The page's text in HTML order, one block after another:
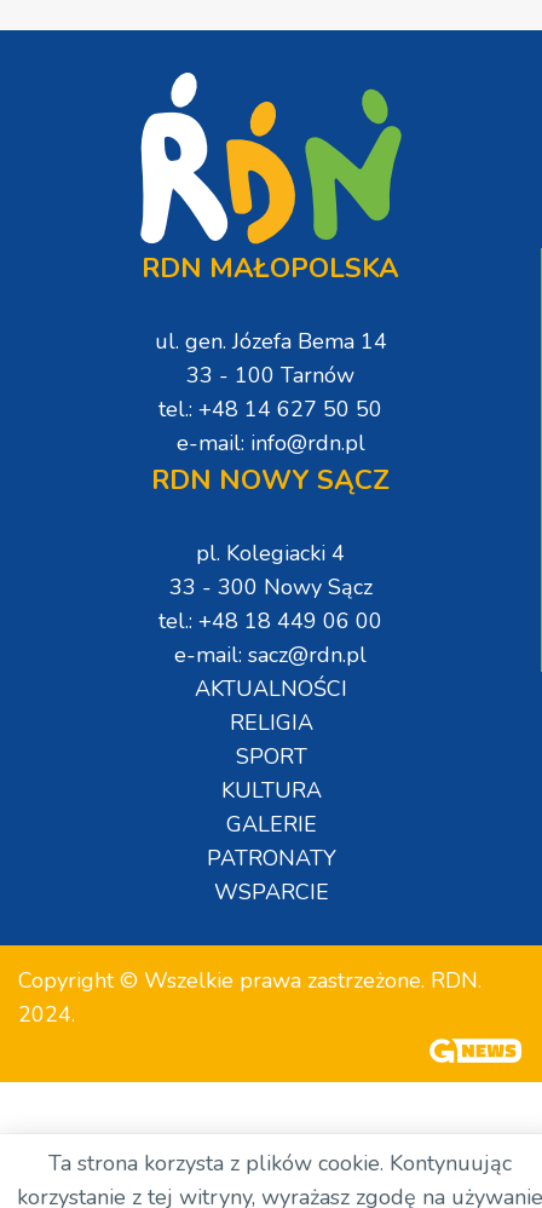
RDN MAŁOPOLSKA
ul. gen. Józefa Bema 14
33 - 100 Tarnów
tel.: +48 14 627 50 50
e-mail: info@rdn.pl
RDN NOWY SĄCZ
pl. Kolegiacki 4
33 - 300 Nowy Sącz
tel.: +48 18 449 06 00
e-mail: sacz@rdn.pl
AKTUALNOŚCI
RELIGIA
SPORT
KULTURA
GALERIE
PATRONATY
WSPARCIE
Copyright © Wszelkie prawa zastrzeżone. RDN.
2024.
Ta strona korzysta z plików cookie. Kontynuując
korzystanie z tej witryny, wyrażasz zgodę na używanie